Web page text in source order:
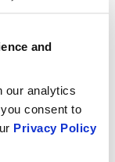
and
our analytics
consent to
Privacy Policy
y
que
de la